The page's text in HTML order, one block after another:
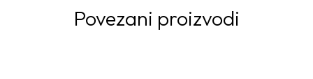
Povezani proizvodi